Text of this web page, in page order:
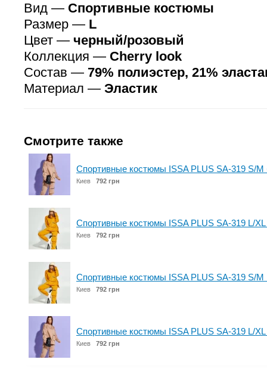
Вид — Спортивные костюмы
Размер — L
Цвет — черный/розовый
Коллекция — Cherry look
Состав — 79% полиэстер, 21%
Материал — Эластик
Смотрите также
Спортивные костюмы ISSA PLUS SA-319 S/
Киев 792 грн
Спортивные костюмы ISSA PLUS SA-319 L/XL
Киев 792 грн
Спортивные костюмы ISSA PLUS SA-319 S/M
Киев 792 грн
Спортивные костюмы ISSA PLUS SA-319 L/
Киев 792 грн